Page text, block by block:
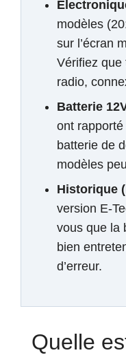
modèles
sur l’écran
Vérifiez que
radio,
Batterie
ont
batterie de
modèles
Historique
version E-
vous que la
bien
d’erreur.
Quelle